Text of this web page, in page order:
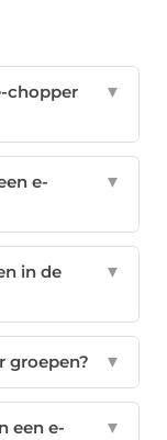
chopper
▼
e-
▼
in de
▼
groepen? ▼
een e-
▼